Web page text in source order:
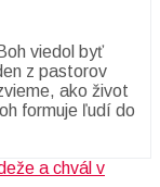
viedol byť
z pastorov
ako život
formuje ľudí do